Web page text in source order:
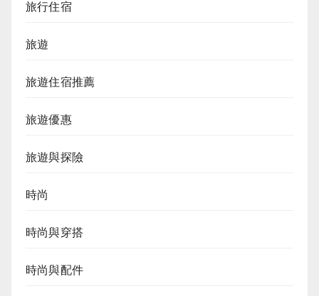
旅行住宿
旅遊
旅遊住宿推薦
旅遊優惠
旅遊與探險
時尚
時尚與穿搭
時尚與配件